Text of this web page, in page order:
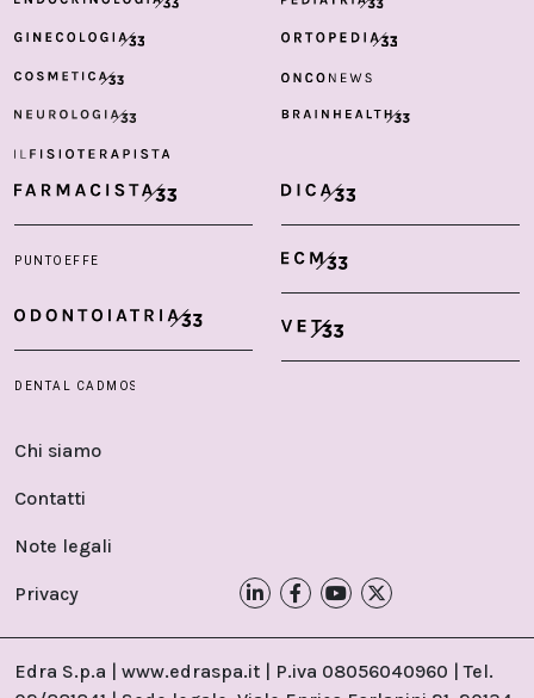
Chi siamo
Contatti
Note legali
Privacy
Edra S.p.a | www.edraspa.it | P.iva 08056040960 | Tel.